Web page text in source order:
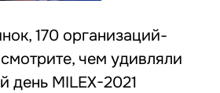
170 организаций-
чем удивляли
день MILEX-2021